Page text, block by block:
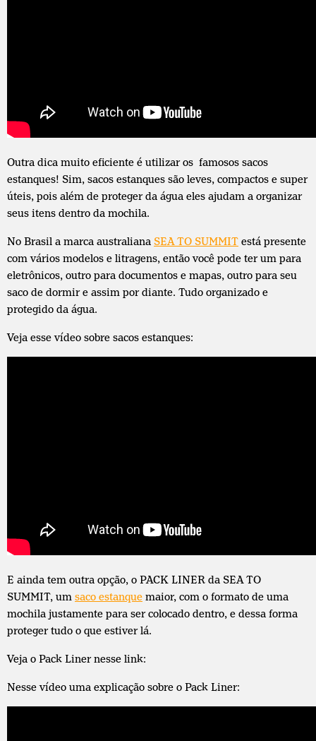
Outra dica muito eficiente é utilizar os famosos sacos
estanques! Sim, sacos estanques são leves, compactos e super
úteis, pois além de proteger da água eles ajudam a organizar
seus itens dentro da mochila.
No Brasil a marca australiana SEA TO SUMMIT está presente
com vários modelos e litragens, então você pode ter um para
eletrônicos, outro para documentos e mapas, outro para seu
saco de dormir e assim por diante. Tudo organizado e
protegido da água.
Veja esse vídeo sobre sacos estanques:
E ainda tem outra opção, o PACK LINER da SEA TO
SUMMIT, um saco estanque maior, com o formato de uma
mochila justamente para ser colocado dentro, e dessa forma
proteger tudo o que estiver lá.
Veja o Pack Liner nesse link:
Nesse vídeo uma explicação sobre o Pack Liner: